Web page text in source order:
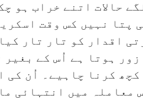
حالات اتنے خراب ہو
نہیں کس وقت
اقدار کو تار تار
ہوتا ہے اُس کے بغیر
کرنا چاہیے۔ اُن کی
معاملہ میں انتہائی